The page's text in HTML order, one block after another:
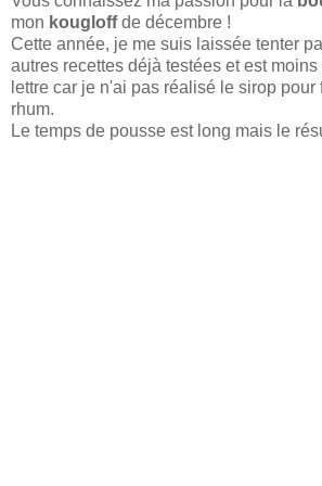
mon kougloffde décembre !
Cette année, je me suis laissée tenter
autres recettes déjà testées et est
lettre car je n'ai pas réalisé le sirop
rhum.
Le temps de pousse est long mais le